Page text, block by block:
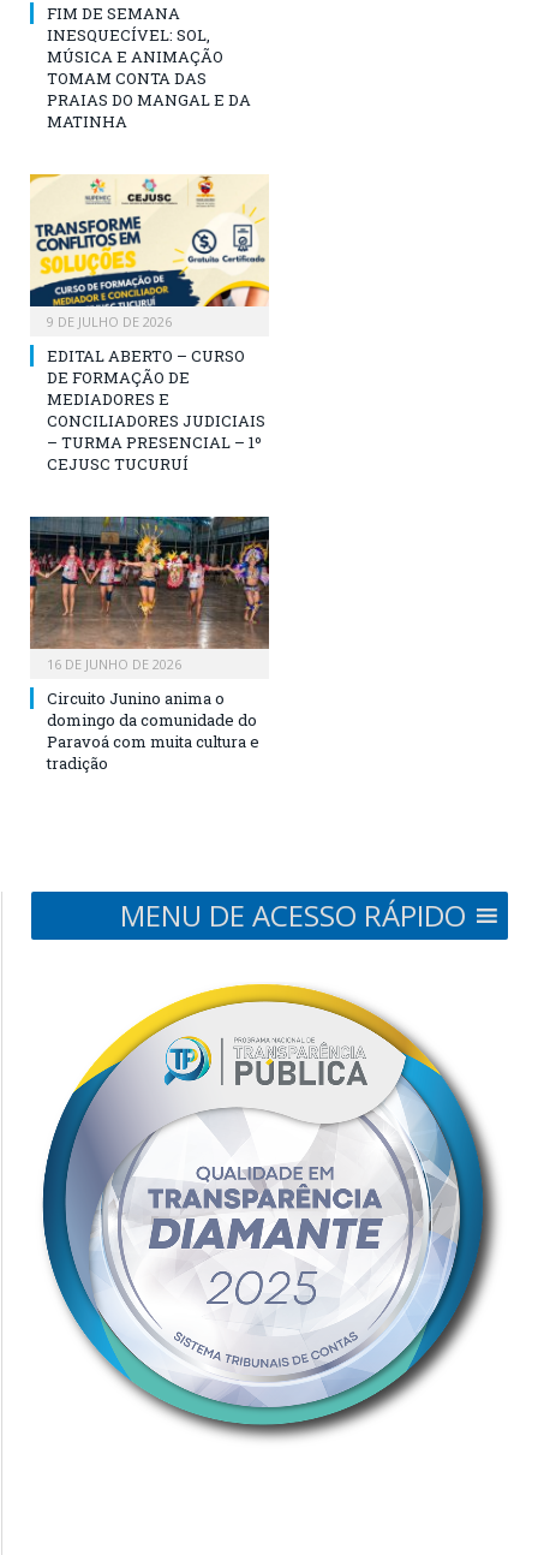
FIM DE SEMANA
INESQUECÍVEL: SOL,
MÚSICA E ANIMAÇÃO
TOMAM CONTA DAS
PRAIAS DO MANGAL E DA
MATINHA
9 DE JULHO DE 2026
EDITAL ABERTO – CURSO
DE FORMAÇÃO DE
MEDIADORES E
CONCILIADORES JUDICIAIS
– TURMA PRESENCIAL – 1º
CEJUSC TUCURUÍ
16 DE JUNHO DE 2026
Circuito Junino anima o
domingo da comunidade do
Paravoá com muita cultura e
tradição
MENU DE ACESSO RÁPIDO